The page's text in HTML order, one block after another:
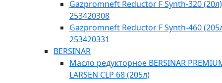
Gazpromneft Reductor F Synth-320 (20л)
253420308
Gazpromneft Reductor F Synth-460
253420331
BERSINAR
Масло редукторное BERSINAR
LARSEN CLP 68 (205л)